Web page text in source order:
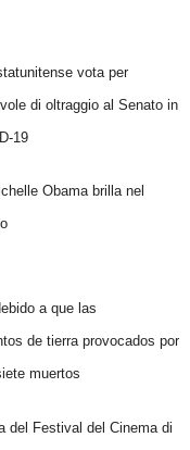
vota per
di oltraggio al Senato in
19
Obama brilla nel
a que las
de tierra provocados por
muertos
del Festival del Cinema di